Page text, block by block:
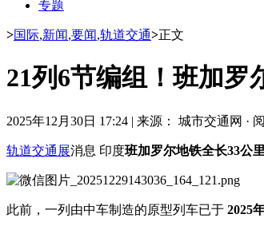
专题
>国际,新闻,要闻,轨道交通>正文
21列6节编组！班加罗
2025年12月30日 17:24 | 来源： 城市交通网 ·
轨道交通展消息 印度班加罗尔地铁全长33公
此前，一列由中车制造的原型列车已于 2025